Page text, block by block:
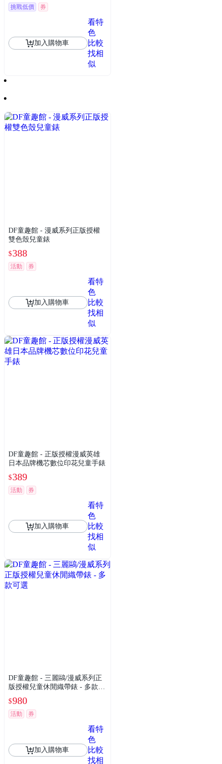
挑戰低價 券
加入購物車
看特
色
比較
找相
似
DF童趣館 - 漫威系列正版授權
雙色殼兒童錶
$388
活動 券
加入購物車
看特
色
比較
找相
似
DF童趣館 - 正版授權漫威英雄
日本品牌機芯數位印花兒童手錶
$389
活動 券
加入購物車
看特
色
比較
找相
似
DF童趣館 - 三麗鷗/漫威系列正
版授權兒童休閒織帶錶 - 多款可
$980
活動 券
加入購物車
看特
色
比較
找相